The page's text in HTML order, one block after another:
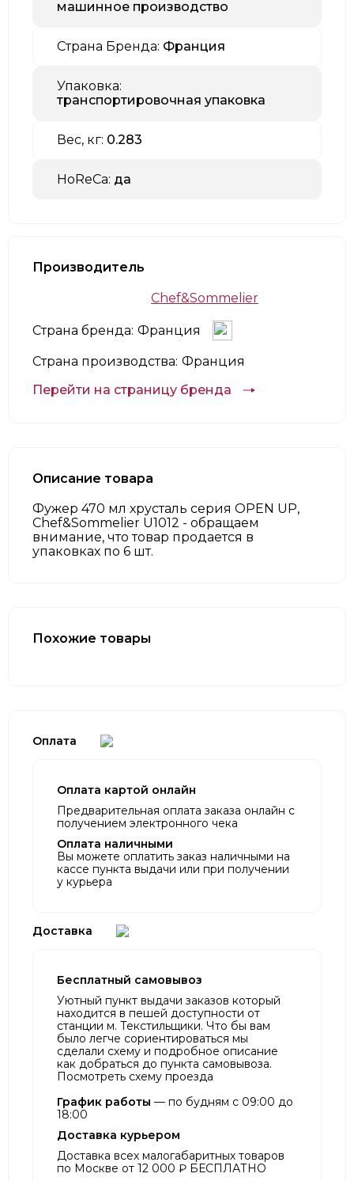
машинное производство
Страна Бренда: Франция
Упаковка:
транспортировочная упаковка
Вес, кг: 0.283
HoReCa: да
Производитель
Chef&Sommelier
Страна бренда: Франция
Страна производства: Франция
Перейти на страницу бренда
Описание товара
Фужер 470 мл хрусталь серия OPEN UP,
Chef&Sommelier U1012 - обращаем
внимание, что товар продается в
упаковках по 6 шт.
Похожие товары
Оплата
Оплата картой онлайн
Предварительная оплата заказа онлайн с
получением электронного чека
Оплата наличными
Вы можете оплатить заказ наличными на
кассе пункта выдачи или при получении
у курьера
Доставка
Бесплатный самовывоз
Уютный пункт выдачи заказов который
находится в пешей доступности от
станции м. Текстильщики. Что бы вам
было легче сориентироваться мы
сделали схему и подробное описание
как добраться до пункта самовывоза.
Посмотреть схему проезда
График работы — по будням с 09:00 до
18:00
Доставка курьером
Доставка всех малогабаритных товаров
по Москве от 12 000 ₽ БЕСПЛАТНО